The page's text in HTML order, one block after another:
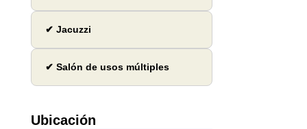
✔ Jacuzzi
✔ Salón de usos múltiples
Ubicación